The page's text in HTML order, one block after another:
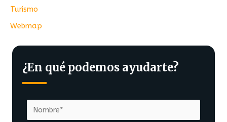
Turismo
Webmap
¿En qué podemos ayudarte?